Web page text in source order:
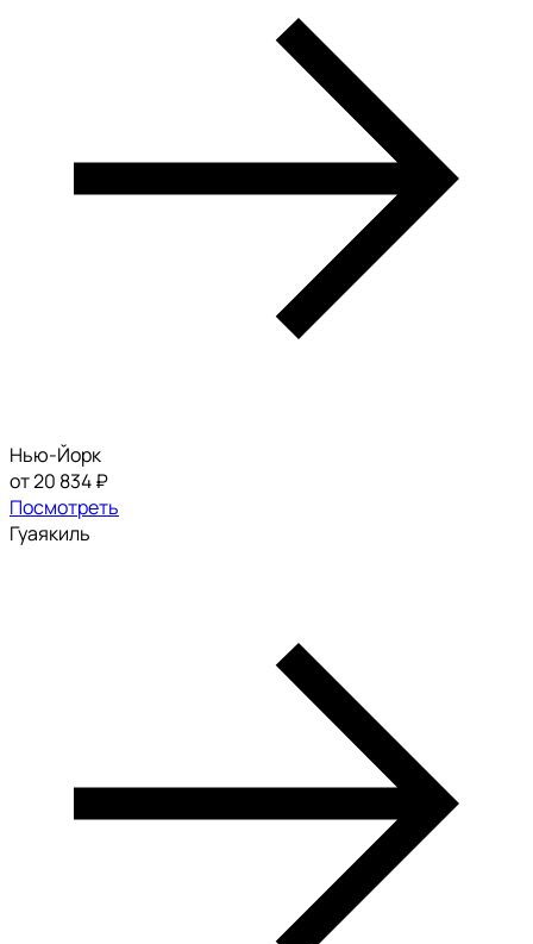
Нью-Йорк
от 20 834 ₽
Посмотреть
Гуаякиль